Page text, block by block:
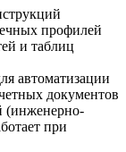
профилей
и таблиц
автоматизации
документов
(инженерно-
при